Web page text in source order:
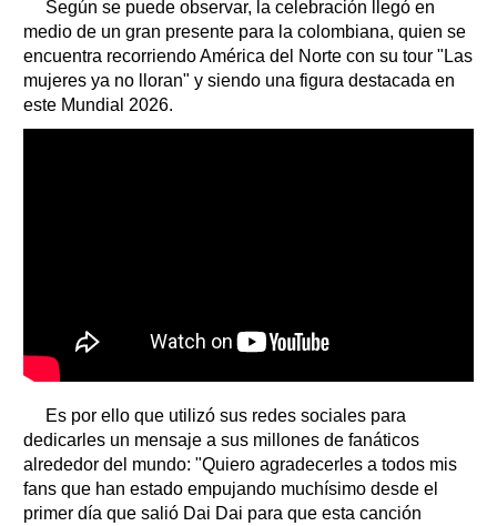
Según se puede observar, la celebración llegó en
medio de un gran presente para la colombiana, quien se
encuentra recorriendo América del Norte con su tour "Las
mujeres ya no lloran" y siendo una figura destacada en
este Mundial 2026.
Es por ello que utilizó sus redes sociales para
dedicarles un mensaje a sus millones de fanáticos
alrededor del mundo: "Quiero agradecerles a todos mis
fans que han estado empujando muchísimo desde el
primer día que salió Dai Dai para que esta canción